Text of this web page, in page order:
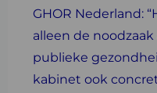
GHOR Nederland:
alleen de
publieke
kabinet ook